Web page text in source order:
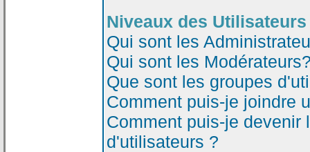
Niveaux des
Qui sont les
Qui sont les
Que sont les groupes
Comment puis-je joindre
Comment puis-je devenir
d'utilisateurs ?